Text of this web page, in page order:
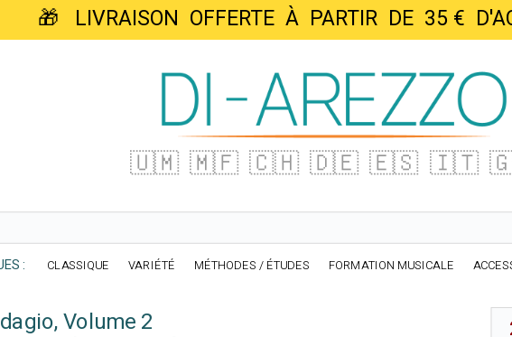
🎁 LIVRAISON OFFERTE À PARTIR DE 35 €
🇺🇲 🇲🇫 🇨🇭 🇩🇪 🇪🇸 🇮🇹
: CLASSIQUE VARIÉTÉ MÉTHODES / ÉTUDES FORMATION MUSICALE
Volume 2